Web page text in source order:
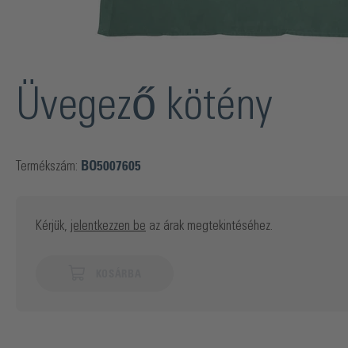
Üvegező kötény
Termékszám: BO5007605
Kérjük, jelentkezzen be az árak megtekintéséhez.